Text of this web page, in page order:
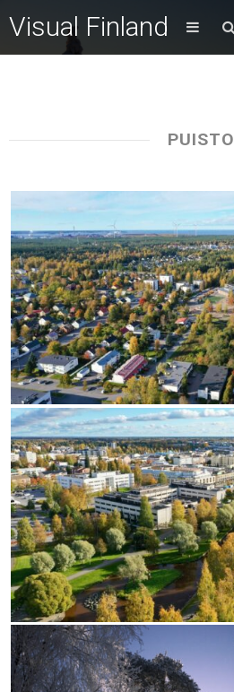
Visual Finland
PUISTO